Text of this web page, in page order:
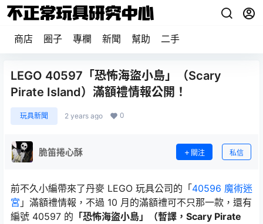
商店 圈子 專欄 新聞 幫助 二手
LEGO 40597「恐怖海盜小島」（Scary
Pirate Island）滿額禮情報公開！
玩具新聞 2 years ago 0
脆笛捲心酥 關注 私信
前不久小編帶來了丹麥 LEGO 玩具公司的「40596 魔術迷
宮 」滿額禮情報，不過 10 月的滿額禮可不只那一款，還有
編號 40597 的 「恐怖海盜小島」（暫譯，Scary Pirate